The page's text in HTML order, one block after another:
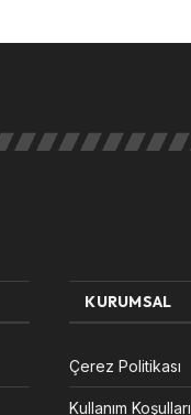
KURUMSAL
Çerez Politikası
Kullanım Koşulları